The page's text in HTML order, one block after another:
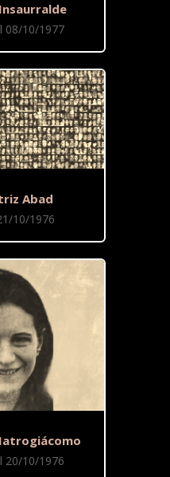
08/10/1977
Abad
10/1976
20/10/1976